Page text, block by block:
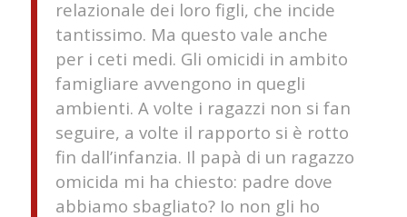
relazionale dei loro figli, che incide
tantissimo. Ma questo vale anche
per i ceti medi. Gli omicidi in ambito
famigliare avvengono in quegli
ambienti. A volte i ragazzi non si fan
seguire, a volte il rapporto si è rotto
fin dall’infanzia. Il papà di un ragazzo
omicida mi ha chiesto: padre dove
abbiamo sbagliato? Io non gli ho